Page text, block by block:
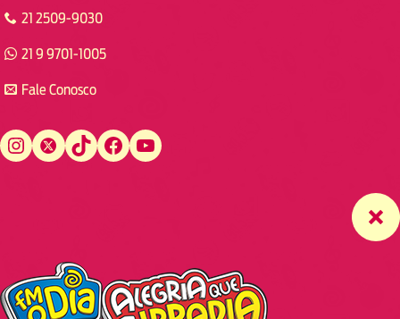
21 2509-9030
21 9 9701-1005
Fale Conosco
Instagram Twitter TikTok Facebook YouTube